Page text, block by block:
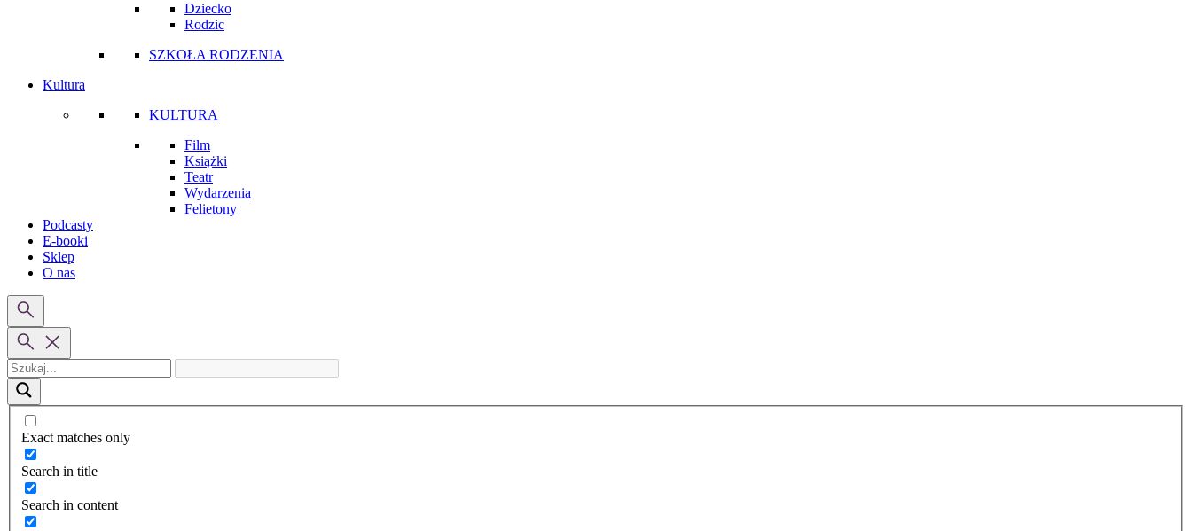
Dziecko
Rodzic
SZKOŁA RODZENIA
Kultura
KULTURA
Film
Książki
Teatr
Wydarzenia
Felietony
Podcasty
E-booki
Sklep
O nas
Exact matches only
Search in title
Search in content